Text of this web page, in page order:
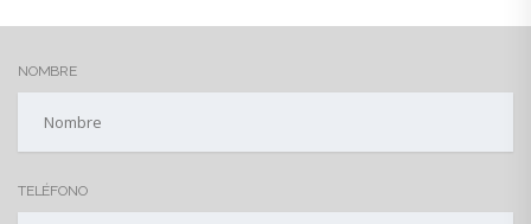
NOMBRE
TELÉFONO